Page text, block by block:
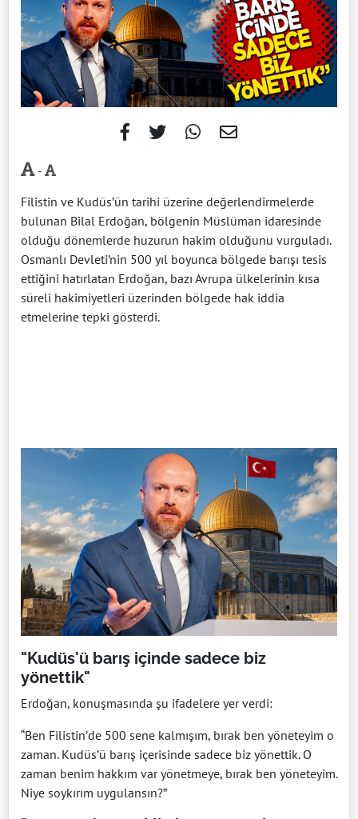
-
Filistin ve Kudüs’ün tarihi üzerine değerlendirmelerde
bulunan Bilal Erdoğan, bölgenin Müslüman idaresinde
olduğu dönemlerde huzurun hakim olduğunu vurguladı.
Osmanlı Devleti’nin 500 yıl boyunca bölgede barışı tesis
ettiğini hatırlatan Erdoğan, bazı Avrupa ülkelerinin kısa
süreli hakimiyetleri üzerinden bölgede hak iddia
etmelerine tepki gösterdi.
"Kudüs'ü barış içinde sadece biz
yönettik"
Erdoğan, konuşmasında şu ifadelere yer verdi:
“Ben Filistin’de 500 sene kalmışım, bırak ben yöneteyim o
zaman. Kudüs’ü barış içerisinde sadece biz yönettik. O
zaman benim hakkım var yönetmeye, bırak ben yöneteyim.
Niye soykırım uygulansın?”